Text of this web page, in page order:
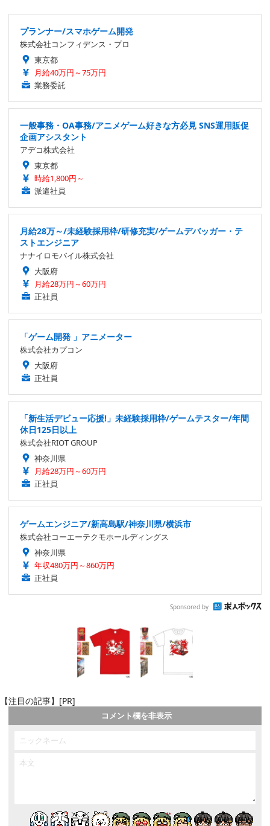
プランナー/スマホゲーム開発
株式会社コンフィデンス・プロ
東京都
月給40万円～75万円
業務委託
一般事務・OA事務/アニメゲーム好きな方必見 SNS運用販促
企画アシスタント
アデコ株式会社
東京都
時給1,800円～
派遣社員
月給28万～/未経験採用枠/研修充実/ゲームデバッガー・テ
ストエンジニア
ナナイロモバイル株式会社
大阪府
月給28万円～60万円
正社員
「ゲーム開発 」アニメーター
株式会社カプコン
大阪府
正社員
「新生活デビュー応援!」未経験採用枠/ゲームテスター/年間
休日125日以上
株式会社RIOT GROUP
神奈川県
月給28万円～60万円
正社員
ゲームエンジニア/新高島駅/神奈川県/横浜市
株式会社コーエーテクモホールディングス
神奈川県
年収480万円～860万円
正社員
Sponsored by
【注目の記事】[PR]
コメント欄を非表示